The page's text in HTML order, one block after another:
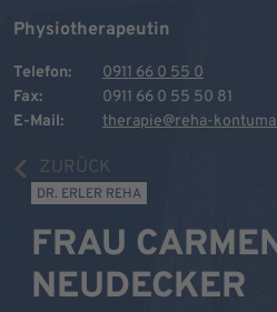
Physiotherapeutin
Telefon:
0911 66 0 55 0
Fax:
0911 66 0 55 50 81
E-Mail:
therapie@reha-
ZURÜCK
DR. ERLER REHA
FRAU
NEUDECKER